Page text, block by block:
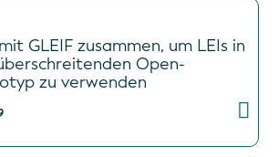
GLEIF zusammen, um LEIs in
Open-
zu verwenden